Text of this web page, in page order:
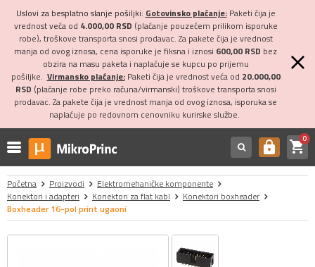
Uslovi za besplatno slanje pošiljki: Gotovinsko plaćanje:Paketi čija je
vrednost veća od 4.000,00 RSD (plaćanje pouzećem prilikom isporuke
robe), troškove transporta snosi prodavac. Za pakete čija je vrednost
manja od ovog iznosa, cena isporuke je fiksna i iznosi 600,00 RSD bez
obzira na masu paketa i naplaćuje se kupcu po prijemu
pošiljke. Virmansko plaćanje:Paketi čija je vrednost veća od 20.000,00
RSD (plaćanje robe preko računa/virmanski) troškove transporta snosi
prodavac. Za pakete čija je vrednost manja od ovog iznosa, isporuka se
naplaćuje po redovnom cenovniku kurirske službe.
https shopping_cart0
Početna Proizvodi
Elektromehaničke komponente
Konektori i adapteri
Konektori za flat kabl
Konektori boxheader
Boxheader 16-pol print ugaoni